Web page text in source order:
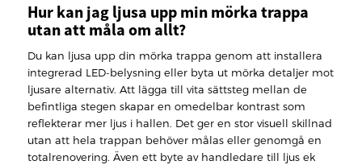
Hur kan jag ljusa upp min mörka trappa
utan att måla om allt?
Du kan ljusa upp din mörka trappa genom att installera
integrerad LED-belysning eller byta ut mörka detaljer mot
ljusare alternativ. Att lägga till vita sättsteg mellan de
befintliga stegen skapar en omedelbar kontrast som
reflekterar mer ljus i hallen. Det ger en stor visuell skillnad
utan att hela trappan behöver målas eller genomgå en
totalrenovering. Även ett byte av handledare till ljus ek